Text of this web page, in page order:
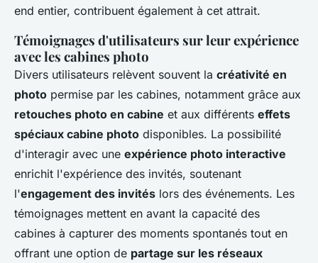
end entier, contribuent également à cet attrait.
Témoignages d'utilisateurs sur leur expérience
avec les cabines photo
Divers utilisateurs relèvent souvent la créativité en
photo permise par les cabines, notamment grâce aux
retouches photo en cabine et aux différents effets
spéciaux cabine photo disponibles. La possibilité
d'interagir avec une expérience photo interactive
enrichit l'expérience des invités, soutenant
l'engagement des invités lors des événements. Les
témoignages mettent en avant la capacité des
cabines à capturer des moments spontanés tout en
offrant une option de partage sur les réseaux